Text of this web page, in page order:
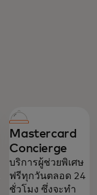
Mastercard
Concierge
บริการผู้ช่วยพิเศษ
ฟรีทุกวันตลอด 24
ชั่วโมง ซึ่งจะทำ